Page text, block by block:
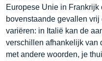
Europese Unie in
bovenstaande gevallen
variëren: in Italië kan de
verschillen afhankelijk van
met andere woorden, je